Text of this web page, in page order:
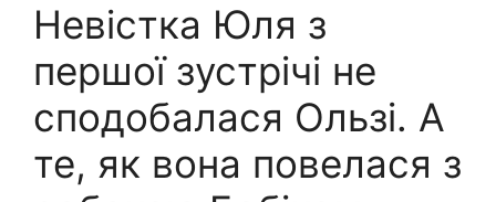
Невістка Юля з
першої зустрічі не
сподобалася Ользі. А
те, як вона повелася з